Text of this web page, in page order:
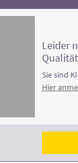
Leider
Sie sind
Hier